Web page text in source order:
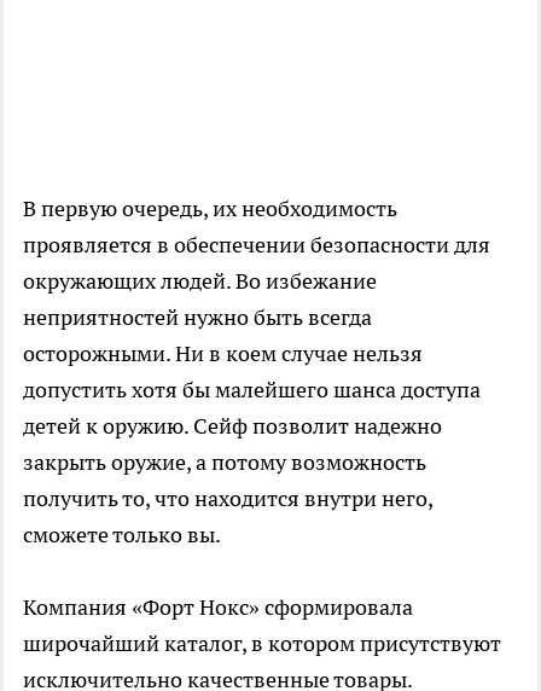
В первую очередь, их необходимость
проявляется в обеспечении безопасности для
окружающих людей. Во избежание
неприятностей нужно быть всегда
осторожными. Ни в коем случае нельзя
допустить хотя бы малейшего шанса доступа
детей к оружию. Сейф позволит надежно
закрыть оружие, а потому возможность
получить то, что находится внутри него,
сможете только вы.
Компания «Форт Нокс» сформировала
широчайший каталог, в котором присутствуют
исключительно качественные товары.